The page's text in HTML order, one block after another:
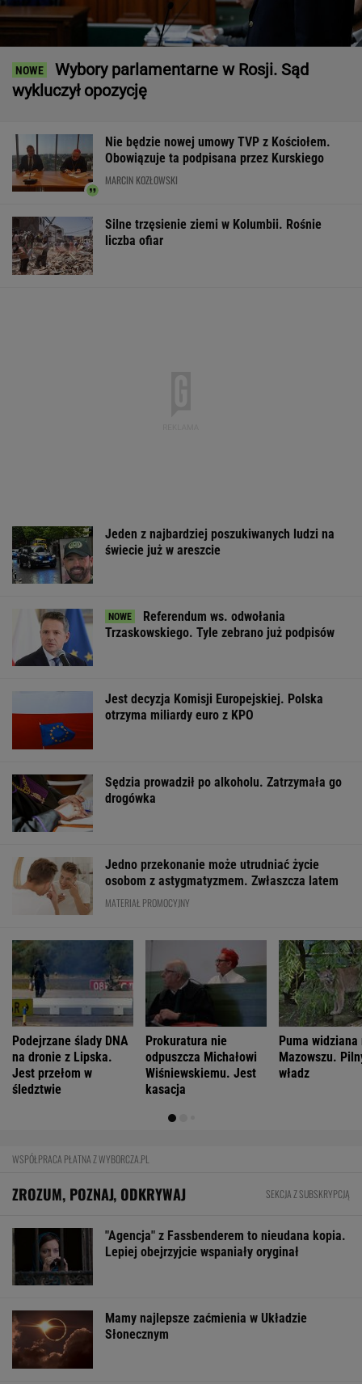
Wybory parlamentarne w Rosji. Sąd
wykluczył opozycję
Nie będzie nowej umowy TVP z Kościołem.
Obowiązuje ta podpisana przez Kurskiego
MARCIN KOZŁOWSKI
Silne trzęsienie ziemi w Kolumbii. Rośnie
liczba ofiar
Jeden z najbardziej poszukiwanych ludzi na
świecie już w areszcie
Referendum ws. odwołania
Trzaskowskiego. Tyle zebrano już podpisów
Jest decyzja Komisji Europejskiej. Polska
otrzyma miliardy euro z KPO
Sędzia prowadził po alkoholu. Zatrzymała go
drogówka
Jedno przekonanie może utrudniać życie
osobom z astygmatyzmem. Zwłaszcza latem
MATERIAŁ PROMOCYJNY
Podejrzane ślady DNA
na dronie z Lipska.
Jest przełom w
śledztwie
Prokuratura nie
odpuszcza Michałowi
Wiśniewskiemu. Jest
kasacja
Puma widziana
Mazowszu.
władz
WSPÓŁPRACA PŁATNA Z WYBORCZA.PL
ZROZUM, POZNAJ, ODKRYWAJ SEKCJA Z SUBSKRYPCJĄ
"Agencja" z Fassbenderem to nieudana kopia.
Lepiej obejrzyjcie wspaniały oryginał
Mamy najlepsze zaćmienia w Układzie
Słonecznym